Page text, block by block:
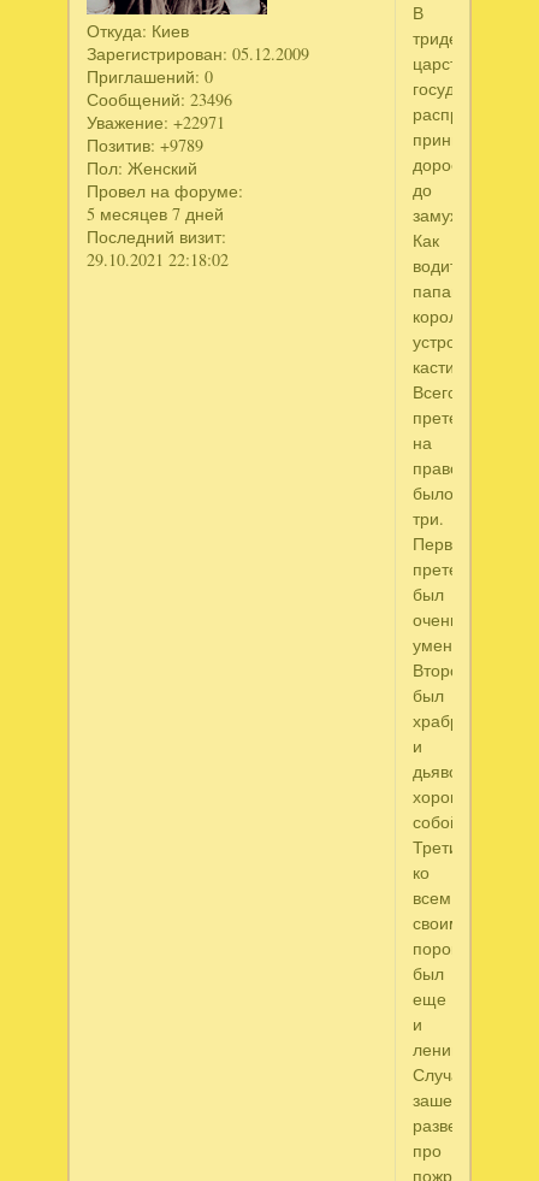
Откуда: Киев
Зарегистрирован: 05.12.2009
Приглашений: 0
Сообщений: 23496
Уважение: +22971
Позитив: +9789
Пол: Женский
Провел на форуме:
5 месяцев 7 дней
Последний визит:
29.10.2021 22:18:02
В
тридесятом
царстве-
государстве,
распрекрасная
принцесса
доросла
до
замужества.
Как
водится,
папаша-
король
устроил
кастинг.
Всего
претензий
на
было
три.
Первый
претендент
был
очень
умен.
Второй
был
храбр
и
дьявольски
хорош
собой.
Третий,
ко
всем
своим
порокам,
был
еще
и
ленив.
Случайно
зашел
разведать
про
пожрать